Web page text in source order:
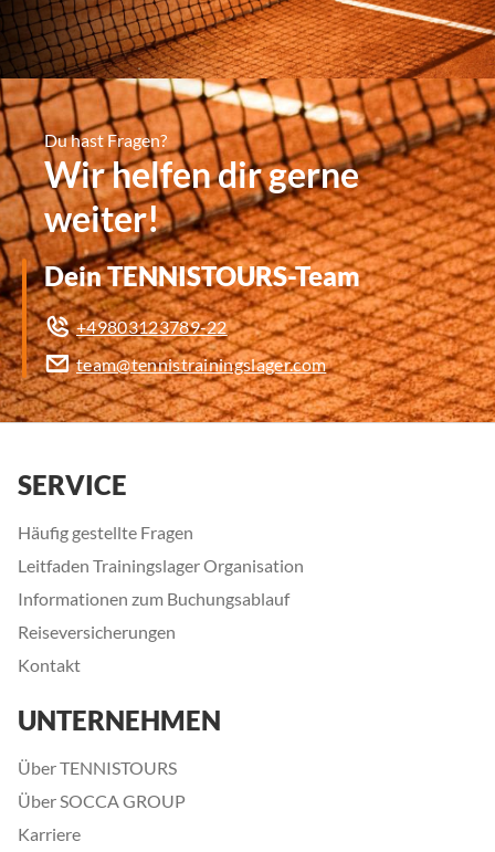
Du hast Fragen?
Wir helfen dir gerne
weiter!
Dein TENNISTOURS-Team
+49803123789-22
team@tennistrainingslager.com
SERVICE
Häufig gestellte Fragen
Leitfaden Trainingslager Organisation
Informationen zum Buchungsablauf
Reiseversicherungen
Kontakt
UNTERNEHMEN
Über TENNISTOURS
Über SOCCA GROUP
Karriere